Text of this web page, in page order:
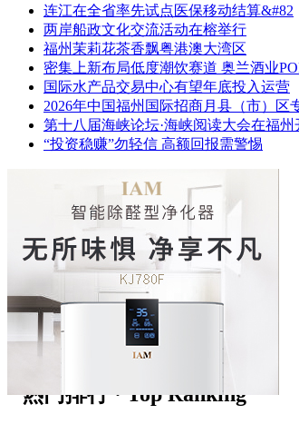
连江在全省率先试点医保移动结算&#82
两岸船政文化交流活动在榕举行
福州茉莉花茶香飘粤港澳大湾区
密集上新布局低度潮饮赛道 奥兰酒业
国际水产品交易中心有望年底投入运营
2026年中国福州国际招商月县（市）区
第十八届海峡论坛·海峡阅读大会在福州
“投资稳赚”勿轻信 高额回报需警惕